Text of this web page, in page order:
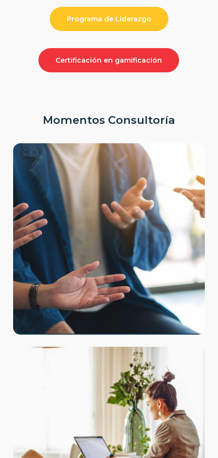
Programa de Liderazgo
Certificación en gamificación
Momentos Consultoría